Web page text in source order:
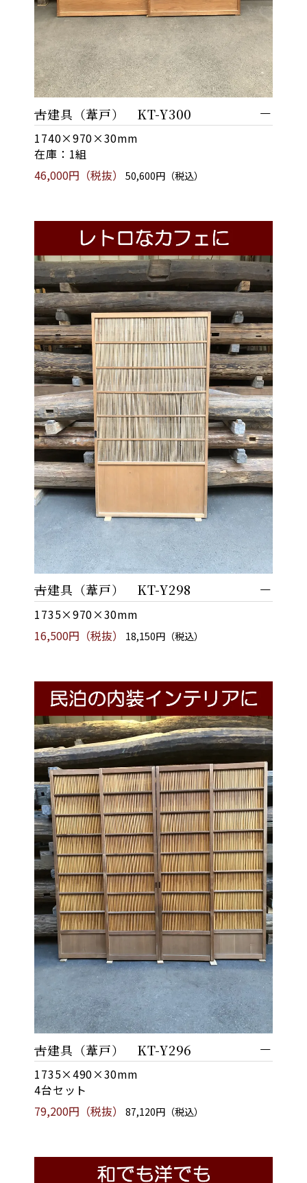
古建具（葦戸） KT-Y300
1740×970×30mm
在庫：1組
46,000円（税抜）
50,600円（税込）
古建具（葦戸） KT-Y298
1735×970×30mm
16,500円（税抜）
18,150円（税込）
古建具（葦戸） KT-Y296
1735×490×30mm
4台セット
79,200円（税抜）
87,120円（税込）